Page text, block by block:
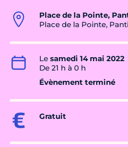
Place de la Pointe,
Place de la Pointe,
Le samedi 14 mai 2022
De 21 h à 0 h
Évènement terminé
Gratuit